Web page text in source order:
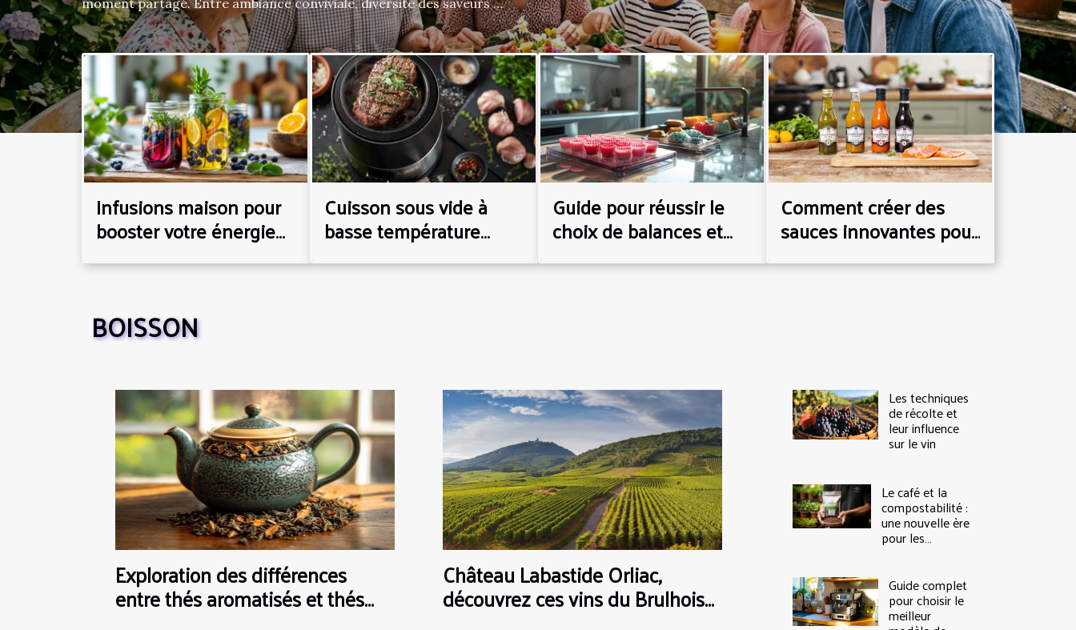
moment partagé. Entre ambiance conviviale, diversité des saveurs et
commodités, chaque détail compte pour une expérience réussie.
Découvrez dans la suite de cet article tous les critères et astuces
essentiels pour dénicher le lieu parfait et transformer votre brunch
en un souvenir mémorable. Choisir une ambiance adaptée
L’atmosphère générale d’un établissement influence directement la
réussite d’un brunch familial ou entre amis. Pour garantir un moment
agréable, il s’avère recommandé de privilégier un lieu chaleureux, où
l’ambiance conviviale favorise les échanges et la détente. L’acoustique
revêt ici une dimension majeure : un niveau sonore bien maîtrisé
Infusions maison pour
booster votre énergie
découvrez les
meilleures recettes et
Cuisson sous vide à
basse température
secrets pour des
viandes tendres et un
Guide pour réussir le
choix de balances et
moules en pâtisserie
Comment créer des
sauces innovantes pour
sublimer le saumon
fumé ?
BOISSON
Exploration des différences
entre thés aromatisés et thés
Château Labastide Orliac,
découvrez ces vins du Brulhois
dans le sud-ouest !
Les techniques
de récolte et
leur influence
sur le vin
Le café et la
compostabilité :
une nouvelle ère
pour les
consommateurs
Guide complet
pour choisir le
meilleur